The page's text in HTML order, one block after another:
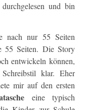
und bin
nach nur 55 Seiten
55 Seiten. Die Story
entwickeln können,
klar. Eher
mir auf den ersten
eine typisch